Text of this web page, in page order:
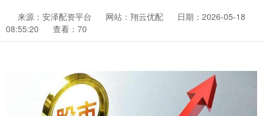
来源：安泽配资平台 网站：翔云优配
日期：2026-05-18
08:55:20
查看：70